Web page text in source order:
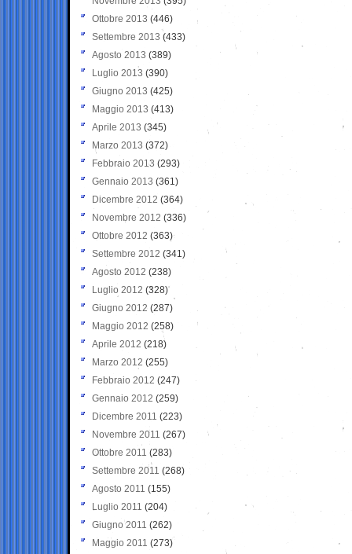
Ottobre 2013 (446)
Settembre 2013 (433)
Agosto 2013 (389)
Luglio 2013 (390)
Giugno 2013 (425)
Maggio 2013 (413)
Aprile 2013 (345)
Marzo 2013 (372)
Febbraio 2013 (293)
Gennaio 2013 (361)
Dicembre 2012 (364)
Novembre 2012 (336)
Ottobre 2012 (363)
Settembre 2012 (341)
Agosto 2012 (238)
Luglio 2012 (328)
Giugno 2012 (287)
Maggio 2012 (258)
Aprile 2012 (218)
Marzo 2012 (255)
Febbraio 2012 (247)
Gennaio 2012 (259)
Dicembre 2011 (223)
Novembre 2011 (267)
Ottobre 2011 (283)
Settembre 2011 (268)
Agosto 2011 (155)
Luglio 2011 (204)
Giugno 2011 (262)
Maggio 2011 (273)